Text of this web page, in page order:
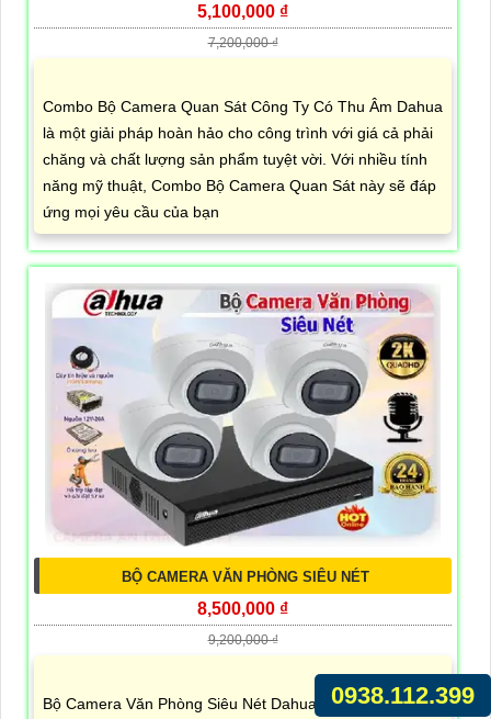
5,100,000 ₫
7,200,000 ₫
Combo Bộ Camera Quan Sát Công Ty Có Thu Âm Dahua
là một giải pháp hoàn hảo cho công trình với giá cả phải
chăng và chất lượng sản phẩm tuyệt vời. Với nhiều tính
năng mỹ thuật, Combo Bộ Camera Quan Sát này sẽ đáp
ứng mọi yêu cầu của bạn
BỘ CAMERA VĂN PHÒNG SIÊU NÉT
8,500,000 ₫
9,200,000 ₫
Bộ Camera Văn Phòng Siêu Nét Dahua với độ phân giải
0938.112.399